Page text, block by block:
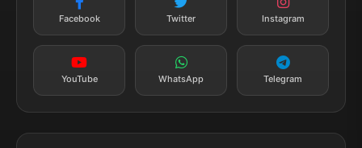
तत्काल अपडेट
सब्सक्राइब करें
Facebook Twitter Instagram
YouTube WhatsApp Telegram